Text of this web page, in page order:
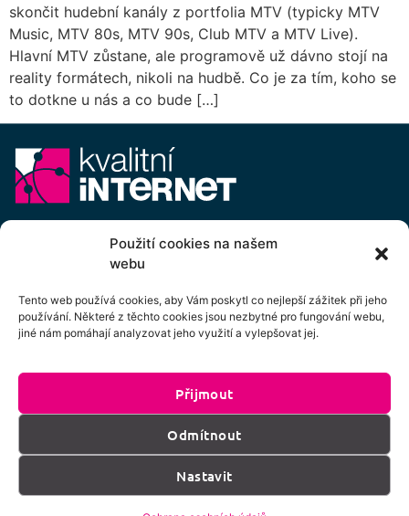
Použití cookies na našem
webu
Tento web používá cookies, aby Vám poskytl co nejlepší zážitek při jeho
používání. Některé z těchto cookies jsou nezbytné pro fungování webu,
jiné nám pomáhají analyzovat jeho využití a vylepšovat jej.
Přijmout
Odmítnout
Nastavit
skončit hudební kanály z portfolia MTV (typicky MTV
Music, MTV 80s, MTV 90s, Club MTV a MTV Live).
Hlavní MTV zůstane, ale programově už dávno stojí na
reality formátech, nikoli na hudbě. Co je za tím, koho se
to dotkne u nás a co bude […]
info@kvalitni-internet.cz
pobočného spolku Kvalitní internet ICTP, z.s.
Cenový výměr pobočného spolku Kvalitní internet ICTP, z.s.
Přihlášení k odběru newsletteru
Kliknutím na tlačítko souhlasíte se zpracováním
os. údajů dle podmínek uvedených